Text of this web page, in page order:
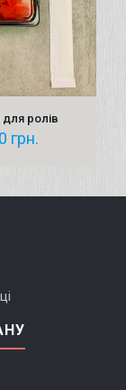
для ролів
грн.